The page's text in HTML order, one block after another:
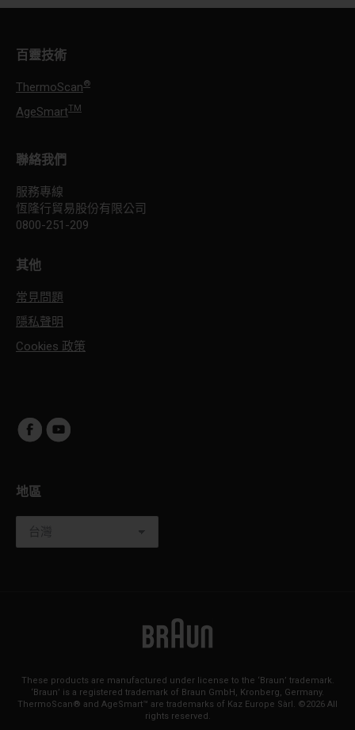
百靈技術
ThermoScan®
AgeSmartTM
聯絡我們
服務專線
恆隆行貿易股份有限公司
0800-251-209
其他
常見問題
隱私聲明
Cookies 政策
地區
These products are manufactured under license to the ‘Braun’ trademark.
‘Braun’ is a registered trademark of Braun GmbH, Kronberg, Germany.
ThermoScan® and AgeSmart™ are trademarks of Kaz Europe Sàrl. ©2026 All
rights reserved.